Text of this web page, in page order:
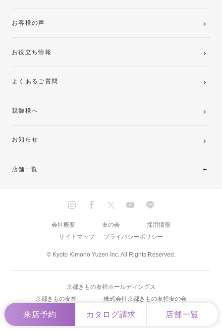
来店予約 カタログ請求 店舗一覧
お客様の声
お役立ち情報
よくあるご質問
親御様へ
お知らせ
店舗一覧
九州
© Kyoto Kimono Yuzen Inc. All Rights Reserved.
会社概要 友の会
採用情報
サイトマップ
プライバシーポリシー
京都きもの友禅ホールディングス
京都きもの友禅
株式会社京都きもの友禅友の会